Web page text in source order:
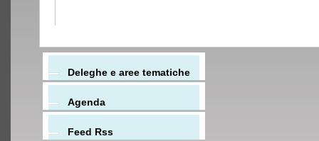
Deleghe e aree tematiche
Agenda
Feed Rss